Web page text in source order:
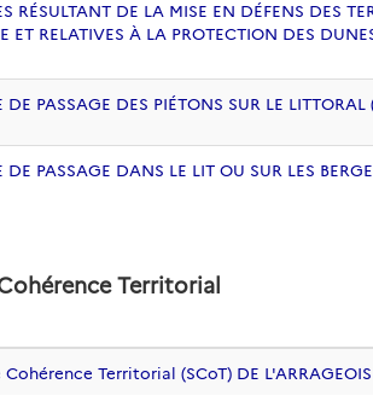
RÉSULTANT DE LA MISE EN DÉFENS DES
ET RELATIVES À LA PROTECTION DES
DE PASSAGE DES PIÉTONS SUR LE LITTORAL
DE PASSAGE DANS LE LIT OU SUR LES
Territorial
Territorial (SCoT) DE L'ARRAGEOIS